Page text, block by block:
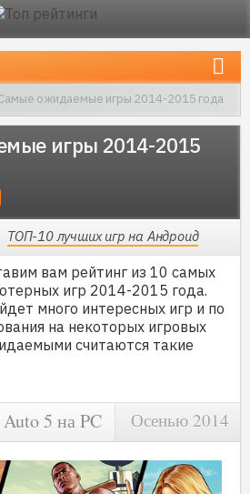
ожидаемые игры 2014-2015 года
игры 2014-2015
ТОП-10 лучших игр на Андроид
вам рейтинг из 10 самых
игр 2014-2015 года.
много интересных игр и по
на некоторых игровых
считаются такие
5 на PC Осенью 2014